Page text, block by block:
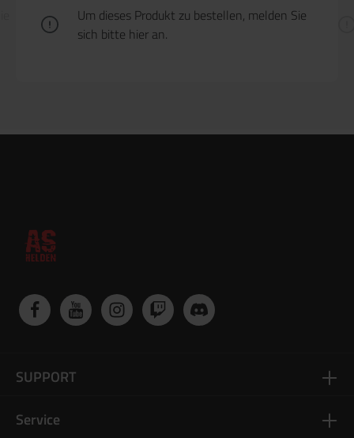
Um dieses Produkt zu bestellen, melden Sie
sich bitte hier an.
SUPPORT
Service